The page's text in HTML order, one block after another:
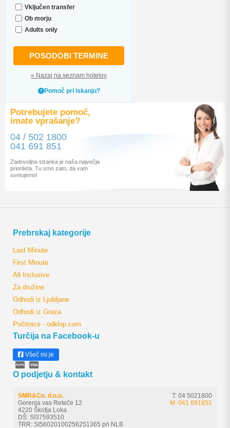
Vključen transfer
Ob morju
Adults only
POSODOBI TERMINE
« Nazaj na seznam hotelov
Pomoč pri iskanju?
Potrebujete pomoč,
imate vprašanje?
04 / 502 1800
041 691 851
Zadovoljna stranka je naša največja
prioriteta. Tu smo zato, da vam
svetujemo!
Prebrskaj kategorije
Last Minute
First Minute
All Inclusive
Za družine
Odhodi iz Ljubljane
Odhodi iz Graza
Počitnice - odklop.com
Turčija na Facebook-u
Všeč mi je
O podjetju & kontakt
SMR&Co. d.o.o.
Gorenja vas Reteče 12
4220 Škofja Loka
DŠ: SI37593510
TRR: SI56020100256251365 pri NLB
T: 04 5021800
M: 041 691851